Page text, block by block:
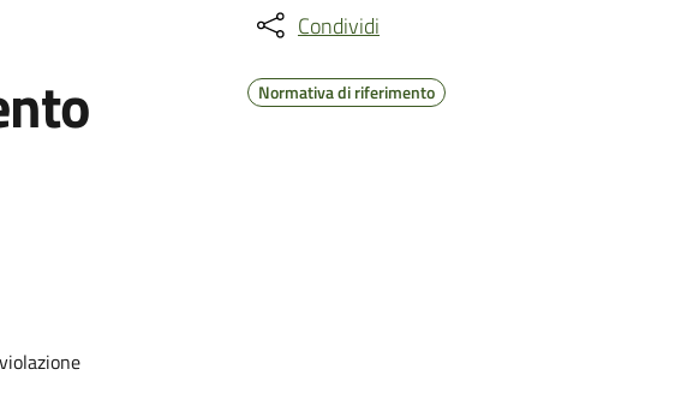
Condividi
Normativa di riferimento